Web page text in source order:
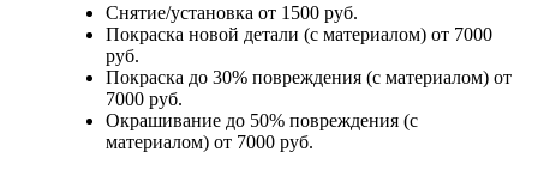
Снятие/установка от 1500 руб.
Покраска новой детали (с материалом) от 7000
руб.
Покраска до 30% повреждения (с материалом) от
7000 руб.
Окрашивание до 50% повреждения (с
материалом) от 7000 руб.